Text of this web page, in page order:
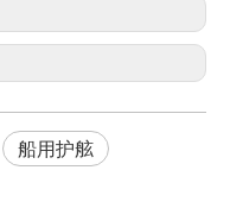
船用护舷